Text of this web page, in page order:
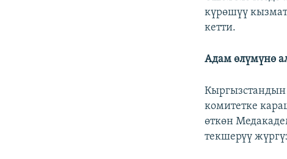
күрөшүү
кетти.
Адам өлүмүнө
Кыргызстандын
комитетке
өткөн
текшерүү